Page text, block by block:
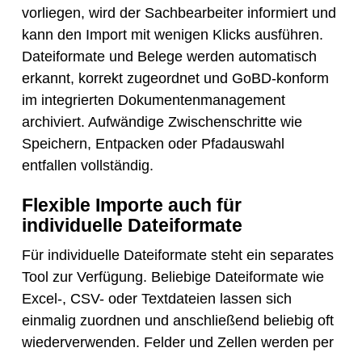
vorliegen, wird der Sachbearbeiter informiert und
kann den Import mit wenigen Klicks ausführen.
Dateiformate und Belege werden automatisch
erkannt, korrekt zugeordnet und GoBD-konform
im integrierten Dokumentenmanagement
archiviert. Aufwändige Zwischenschritte wie
Speichern, Entpacken oder Pfadauswahl
entfallen vollständig.
Flexible Importe auch für
individuelle Dateiformate
Für individuelle Dateiformate steht ein separates
Tool zur Verfügung. Beliebige Dateiformate wie
Excel-, CSV- oder Textdateien lassen sich
einmalig zuordnen und anschließend beliebig oft
wiederverwenden. Felder und Zellen werden per